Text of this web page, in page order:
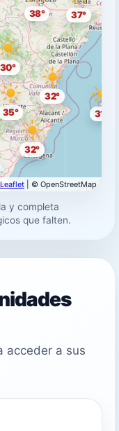
32°
38°
32°
35°
37°
31°
30°
© OpenStreetMap
y completa
que falten.
acceder a sus